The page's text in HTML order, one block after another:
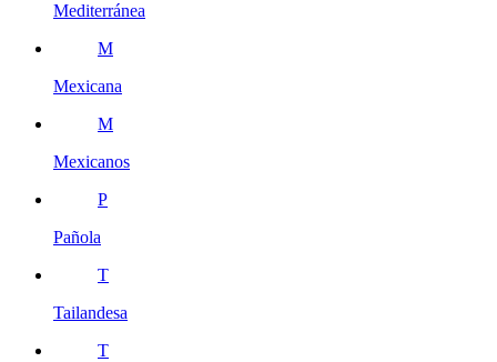
Mediterránea
M
Mexicana
M
Mexicanos
P
Pañola
T
Tailandesa
T